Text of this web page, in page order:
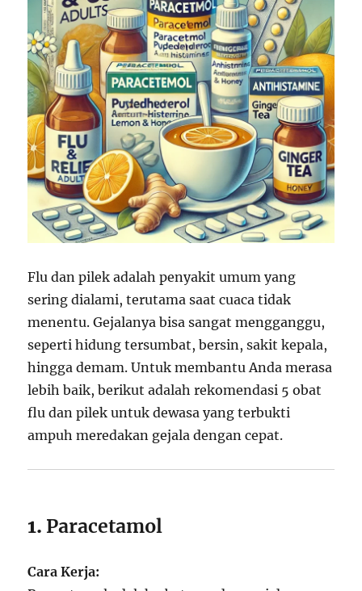
Flu dan pilek adalah penyakit umum yang
sering dialami, terutama saat cuaca tidak
menentu. Gejalanya bisa sangat mengganggu,
seperti hidung tersumbat, bersin, sakit kepala,
hingga demam. Untuk membantu Anda merasa
lebih baik, berikut adalah rekomendasi 5 obat
flu dan pilek untuk dewasa yang terbukti
ampuh meredakan gejala dengan cepat.
1. Paracetamol
Cara Kerja: